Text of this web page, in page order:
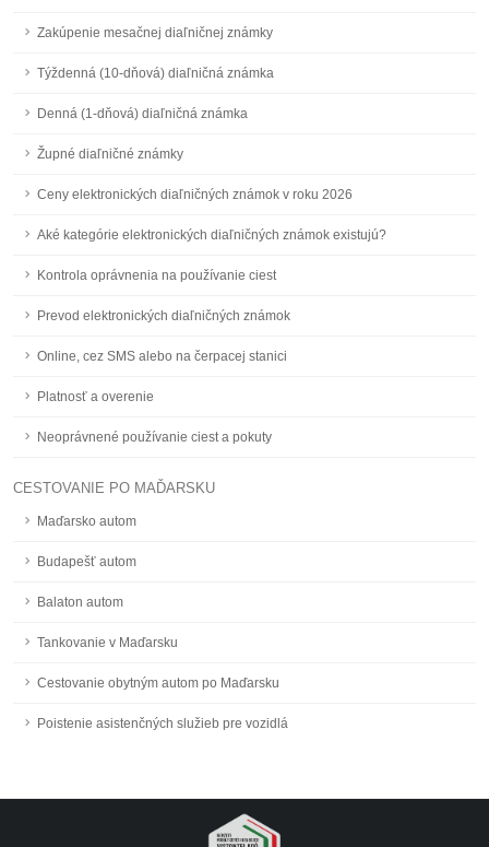
Zakúpenie mesačnej diaľničnej známky
Týždenná (10-dňová) diaľničná známka
Denná (1-dňová) diaľničná známka
Župné diaľničné známky
Ceny elektronických diaľničných známok v roku 2026
Aké kategórie elektronických diaľničných známok existujú?
Kontrola oprávnenia na používanie ciest
Prevod elektronických diaľničných známok
Online, cez SMS alebo na čerpacej stanici
Platnosť a overenie
Neoprávnené používanie ciest a pokuty
CESTOVANIE PO MAĎARSKU
Maďarsko autom
Budapešť autom
Balaton autom
Tankovanie v Maďarsku
Cestovanie obytným autom po Maďarsku
Poistenie asistenčných služieb pre vozidlá